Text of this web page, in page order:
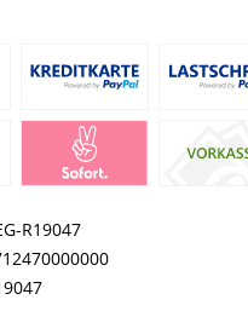
R19047